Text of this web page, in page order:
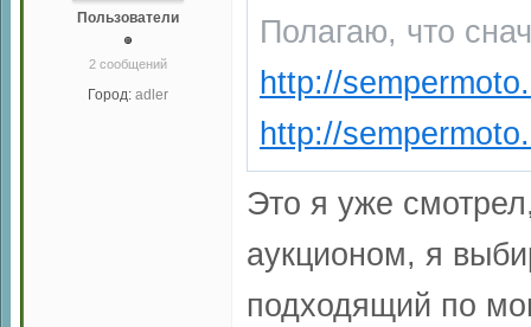
Пользователи
2 сообщений
Город: adler
Полагаю, что
http://
http://
Это я уже
аукционом, я
подходящий по